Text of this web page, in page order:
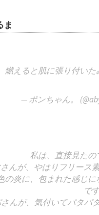
ま
燃えると肌に張り付い
— ポンちゃん。
私は、直接見たの
んが、やはりフリース
の炎に、包まれた感じ
で
んが、気付いてパタパ